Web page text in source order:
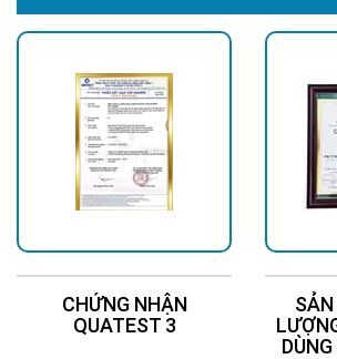
dụng của các hộ gia đình, công ty, xí
CHỨNG NHẬN
QUATEST 3